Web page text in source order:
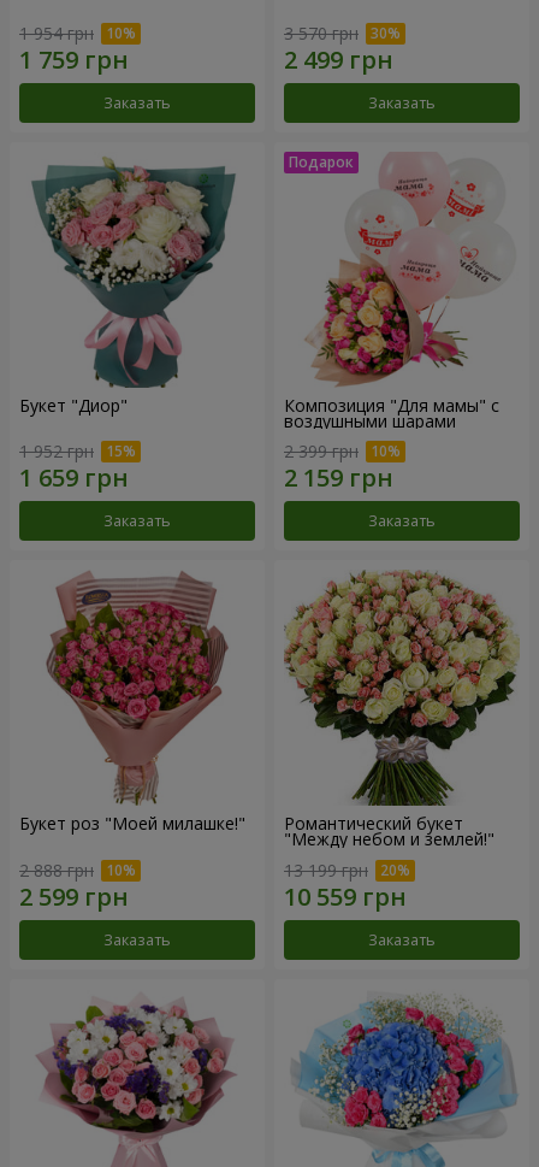
1 954 грн
Заказать
3 570 грн
Заказать
Букет "Диор"
1 952 грн
Заказать
Композиция "Для мамы" с
воздушными шарами
2 399 грн
Заказать
Букет роз "Моей милашке!"
2 888 грн
Заказать
Романтический букет
"Между небом и землей!"
13 199 грн
Заказать